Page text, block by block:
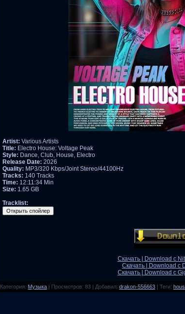
Artist: Various Artists
Title: Electro House: Voltage Peak
Style: Dance, Club, House, Electro
Release Date: 2026
Quality: MP3/320 Kbps/Joint Stereo/44100Hz
Tracks: 140 Tracks
Time: 12:11:34 Min
Size: 1.65 GB
Tracklist:
Скачать | Download с
Скачать | Download с
Скачать | Download с
Категория: Музыка | Просмотров: 83 | Добавил: drakon-556663 | Теги: